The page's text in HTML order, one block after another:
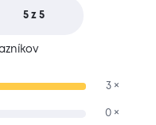
5 z 5
3 ×
0 ×